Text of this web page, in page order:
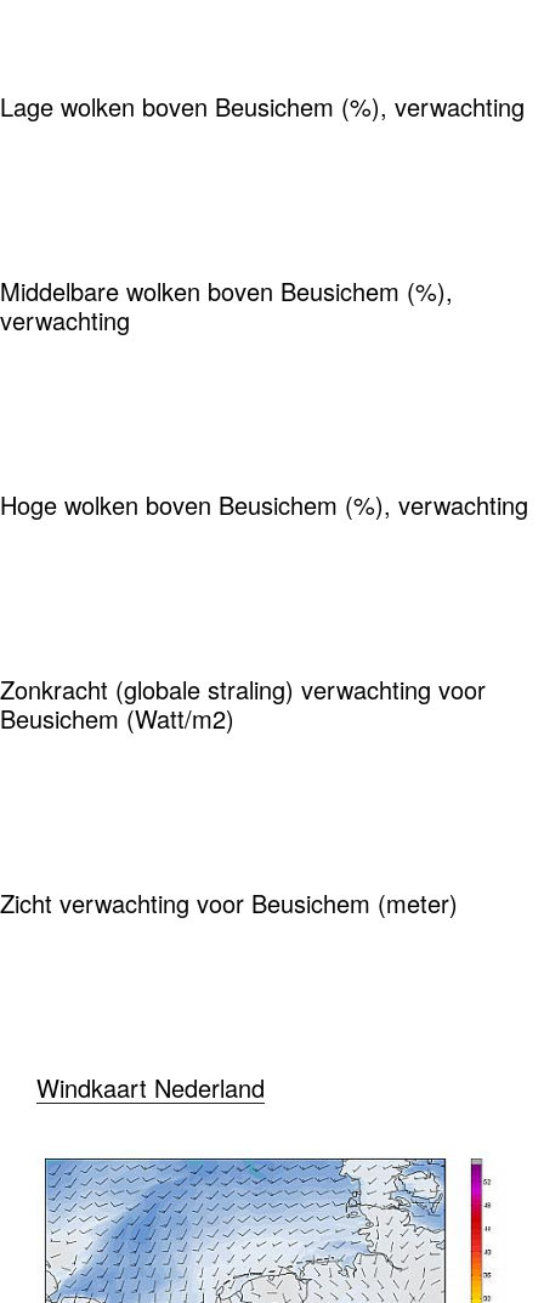
Lage wolken boven Beusichem (%), verwachting
Middelbare wolken boven Beusichem (%),
verwachting
Hoge wolken boven Beusichem (%), verwachting
Zonkracht (globale straling) verwachting voor
Beusichem (Watt/m2)
Zicht verwachting voor Beusichem (meter)
Windkaart Nederland